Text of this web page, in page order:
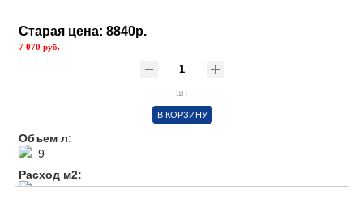
Старая цена: 8840р.
7 070 руб.
шт
В КОРЗИНУ
Объем л:
9
Расход м2:
1л/ 12м2